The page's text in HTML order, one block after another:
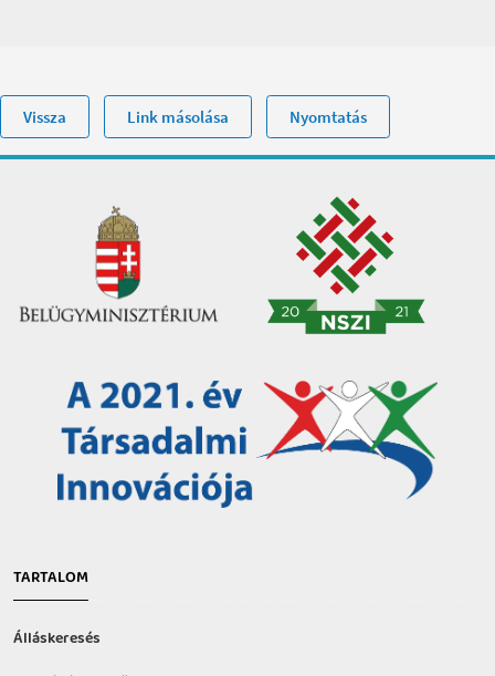
Vissza Link másolása Nyomtatás
TARTALOM
Álláskeresés